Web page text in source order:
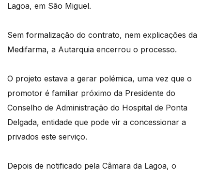
Lagoa, em São Miguel.
Sem formalização do contrato, nem explicações da
Medifarma, a Autarquia encerrou o processo.
O projeto estava a gerar polémica, uma vez que o
promotor é familiar próximo da Presidente do
Conselho de Administração do Hospital de Ponta
Delgada, entidade que pode vir a concessionar a
privados este serviço.
Depois de notificado pela Câmara da Lagoa, o